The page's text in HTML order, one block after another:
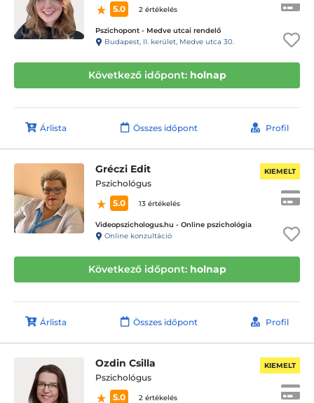
5.0
2 értékelés
Pszichopont - Medve utcai rendelő
Budapest, II. kerület, Medve utca 30.
Következő időpont: holnap
Árlista Összes időpont Profil
Gréczi Edit
Pszichológus
5.0
13 értékelés
Videopszichologus.hu - Online pszichológia
Online konzultáció
KIEMELT
Következő időpont: holnap
Árlista Összes időpont Profil
Ozdin Csilla
Pszichológus
5.0
2 értékelés
KIEMELT